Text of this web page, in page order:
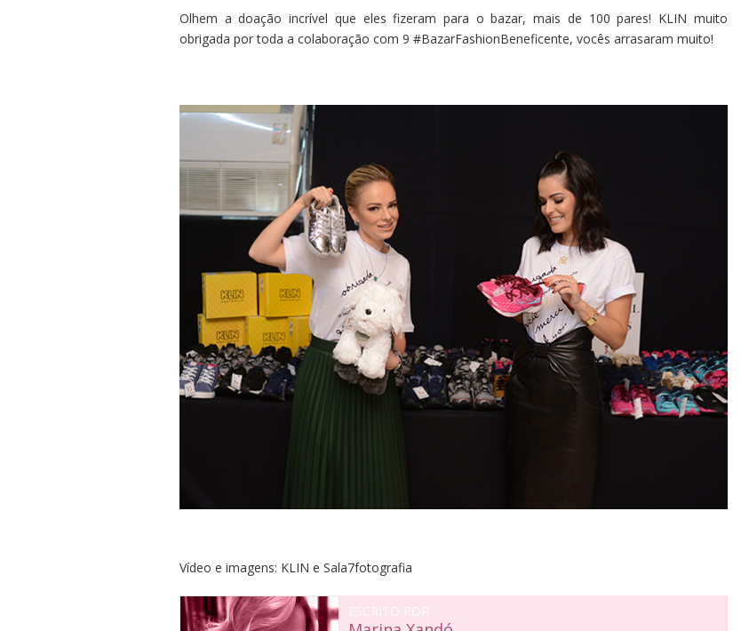
Olhem a doação incrível que eles fizeram para o bazar, mais de 100 pares! KLIN muito
obrigada por toda a colaboração com 9 #BazarFashionBeneficente, vocês arrasaram muito!
Vídeo e imagens: KLIN e Sala7fotografia
ESCRITO POR